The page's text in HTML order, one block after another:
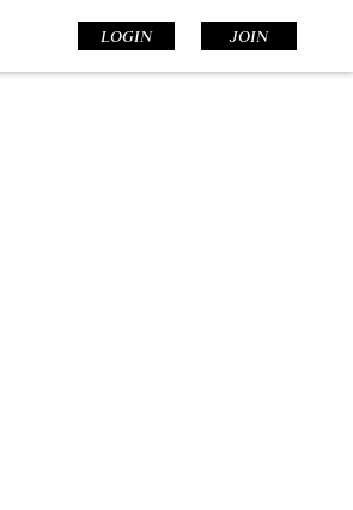
LOGIN JOIN